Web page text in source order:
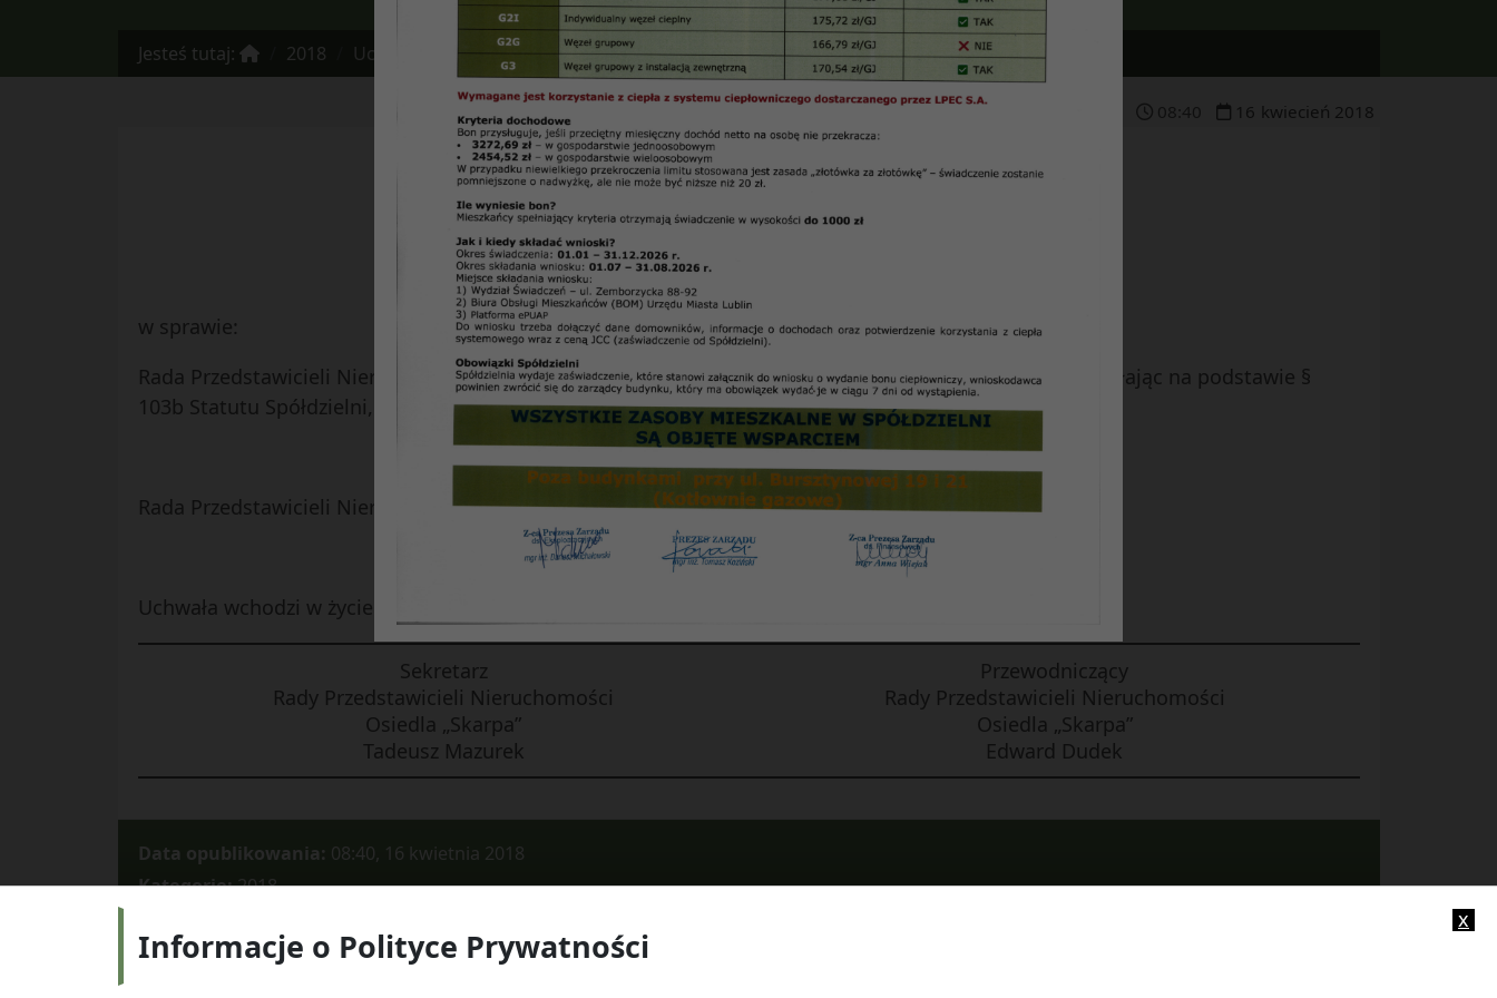
Jesteś tutaj: 2018 Uchwała Nr 11/2018 z dnia 11.04.2018 r.
08 40 16 kwiecień 2018
Uchwała Nr 11/2018
Rady Przedstawicieli Nieruchomości Osiedla „Skarpa”
Spółdzielni Mieszkaniowej „Czuby”
z dnia 11.04.2018 r.
w sprawie:
Rada Przedstawicieli Nieruchomości Osiedla „Skarpa” Spółdzielni Mieszkaniowej „Czuby” w Lublinie, działając na podstawie §
103b Statutu Spółdzielni, uchwala co następuje:
§ 1
Rada Przedstawicieli Nieruchomości Osiedla „Skarpa”
§ 2
Uchwała wchodzi w życie z dniem podjęcia.
Sekretarz
Rady Przedstawicieli Nieruchomości
Osiedla „Skarpa”
Tadeusz Mazurek
Przewodniczący
Rady Przedstawicieli Nieruchomości
Osiedla „Skarpa”
Edward Dudek
Data opublikowania: 08:40, 16 kwietnia 2018
Kategorie:2018
x
Informacje o Polityce Prywatności